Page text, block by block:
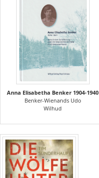
Anna Elisabetha Benker 1904-1940
Benker-Wienands Udo
Wilhud